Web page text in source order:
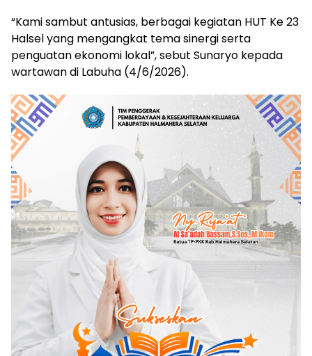
“Kami sambut antusias, berbagai kegiatan HUT Ke 23
Halsel yang mengangkat tema sinergi serta
penguatan ekonomi lokal”, sebut Sunaryo kepada
wartawan di Labuha (4/6/2026).